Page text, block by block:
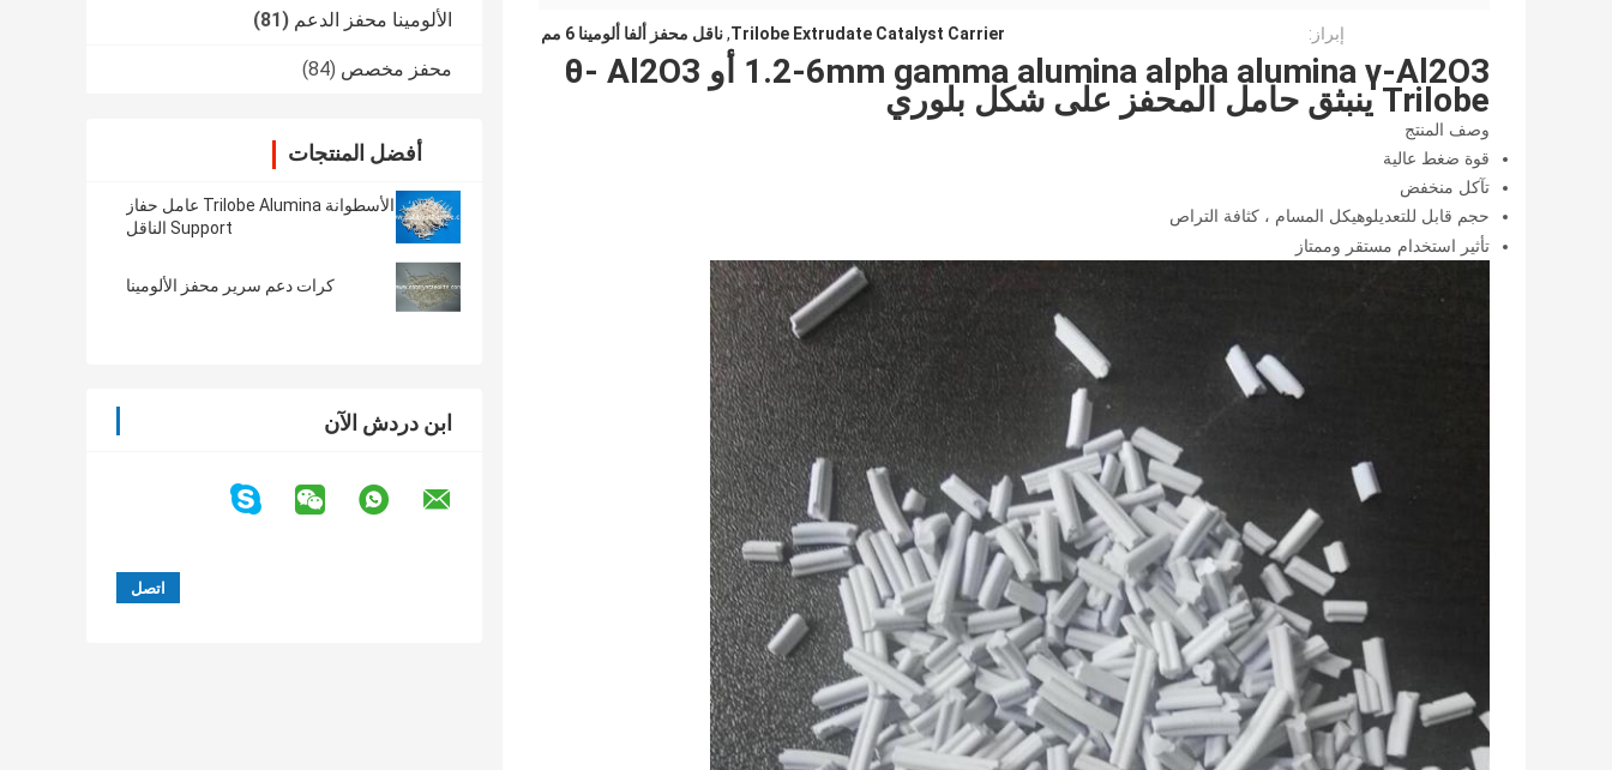
الألومينا محفز الدعم (81)
محفز مخصص (84)
أفضل المنتجات
الأسطوانة Trilobe Alumina عامل حفاز
Support الناقل
كرات دعم سرير محفز الألومينا
ابن دردش الآن
إبراز: Trilobe Extrudate Catalyst Carrier
,ناقل محفز ألفا ألومينا 6 مم
1.2-6mm gamma alumina alpha alumina γ-Al2O3 أو θ- Al2O3
Trilobe ينبثق حامل المحفز على شكل بلوري
وصف المنتج
قوة ضغط عالية
تآكل منخفض
حجم قابل للتعديلوهيكل المسام ، كثافة التراص
تأثير استخدام مستقر وممتاز